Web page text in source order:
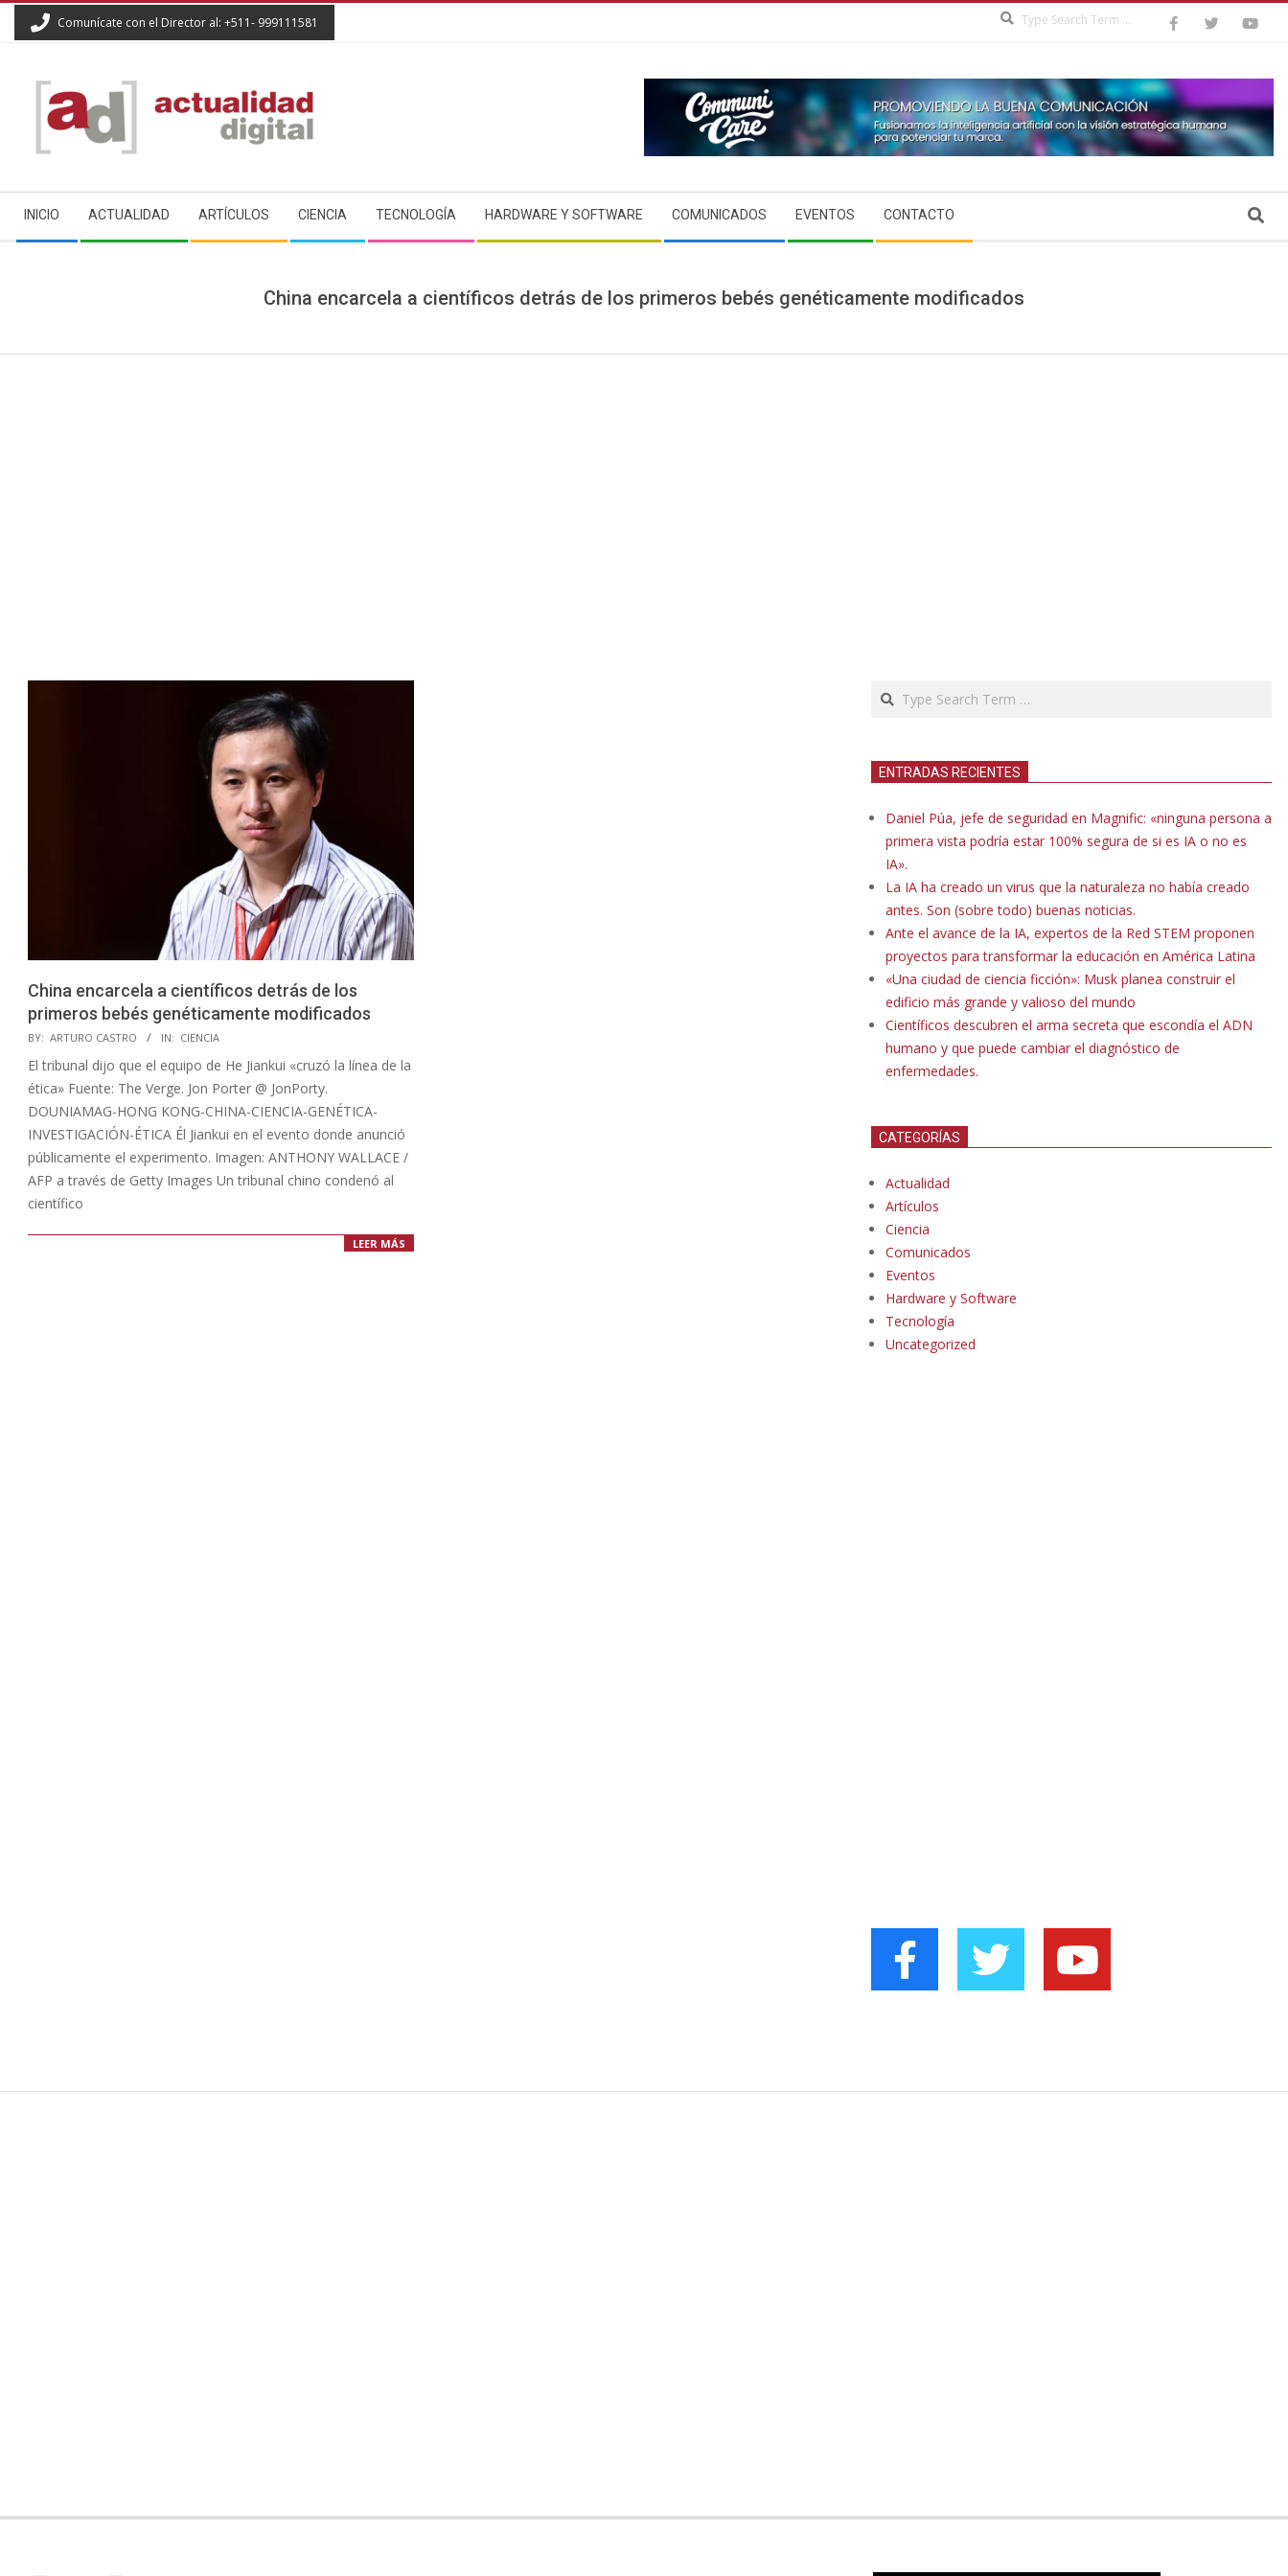
Comunícate con el Director al: +511- 999111581
ACTUALIDAD
DIGITAL
Navigation
Menu
INICIO ACTUALIDAD ARTÍCULOS CIENCIA TECNOLOGÍA HARDWARE Y SOFTWARE COMUNICADOS EVENTOS CONTACTO Search
China encarcela a científicos detrás de los primeros bebés genéticamente modificados
China encarcela a científicos detrás de los
primeros bebés genéticamente modificados
2020-
01-
02
BY: ARTURO CASTRO IN: CIENCIA
El tribunal dijo que el equipo de He Jiankui «cruzó la línea de la
ética» Fuente: The Verge. Jon Porter @ JonPorty.
DOUNIAMAG-HONG KONG-CHINA-CIENCIA-GENÉTICA-
INVESTIGACIÓN-ÉTICA Él Jiankui en el evento donde anunció
públicamente el experimento. Imagen: ANTHONY WALLACE /
AFP a través de Getty Images Un tribunal chino condenó al
científico
LEER MÁS
Search
ENTRADAS RECIENTES
Daniel Púa, jefe de seguridad en Magnific: «ninguna persona a
primera vista podría estar 100% segura de si es IA o no es
IA».
La IA ha creado un virus que la naturaleza no había creado
antes. Son (sobre todo) buenas noticias.
Ante el avance de la IA, expertos de la Red STEM proponen
proyectos para transformar la educación en América Latina
«Una ciudad de ciencia ficción»: Musk planea construir el
edificio más grande y valioso del mundo
Científicos descubren el arma secreta que escondía el ADN
humano y que puede cambiar el diagnóstico de
enfermedades.
CATEGORÍAS
Actualidad
Artículos
Ciencia
Comunicados
Eventos
Hardware y Software
Tecnología
Uncategorized